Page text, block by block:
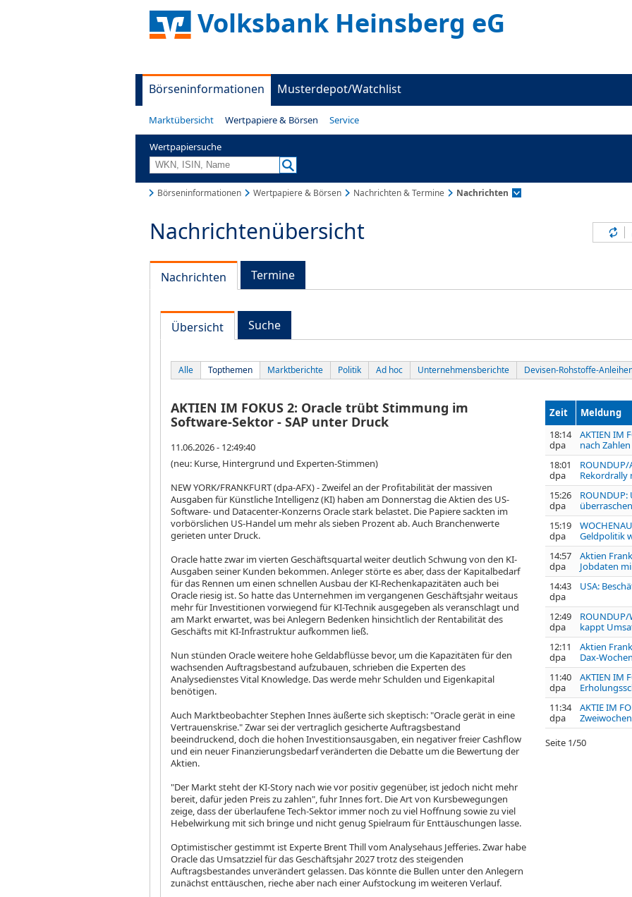
Volksbank Heinsberg eG
Börseninformationen Musterdepot/Watchlist
Marktübersicht Wertpapiere & Börsen Service
Wertpapiersuche
Börseninformationen Wertpapiere & Börsen Nachrichten & Termine Nachrichten
Nachrichtenübersicht
Nachrichten Termine
Übersicht Suche
Alle Topthemen Marktberichte Politik Ad hoc Unternehmensberichte Devisen-Rohstoffe-
AKTIEN IM FOKUS 2: Oracle trübt Stimmung im
Software-Sektor - SAP unter Druck
11.06.2026 - 12:49:40
(neu: Kurse, Hintergrund und Experten-Stimmen)
NEW YORK/FRANKFURT (dpa-AFX) - Zweifel an der Profitabilität der massiven
Ausgaben für Künstliche Intelligenz (KI) haben am Donnerstag die Aktien des US-
Software- und Datacenter-Konzerns Oraclestark belastet. Die Papiere sackten im
vorbörslichen US-Handel um mehr als sieben Prozent ab. Auch Branchenwerte
gerieten unter Druck.
Oracle hatte zwar im vierten Geschäftsquartal weiter deutlich Schwung von den KI-
Ausgaben seiner Kunden bekommen. Anleger störte es aber, dass der Kapitalbedarf
für das Rennen um einen schnellen Ausbau der KI-Rechenkapazitäten auch bei
Oracle riesig ist. So hatte das Unternehmen im vergangenen Geschäftsjahr weitaus
mehr für Investitionen vorwiegend für KI-Technik ausgegeben als veranschlagt und
am Markt erwartet, was bei Anlegern Bedenken hinsichtlich der Rentabilität des
Geschäfts mit KI-Infrastruktur aufkommen ließ.
Nun stünden Oracle weitere hohe Geldabflüsse bevor, um die Kapazitäten für den
wachsenden Auftragsbestand aufzubauen, schrieben die Experten des
Analysedienstes Vital Knowledge. Das werde mehr Schulden und Eigenkapital
benötigen.
Auch Marktbeobachter Stephen Innes äußerte sich skeptisch: "Oracle gerät in eine
Vertrauenskrise." Zwar sei der vertraglich gesicherte Auftragsbestand
beeindruckend, doch die hohen Investitionsausgaben, ein negativer freier Cashflow
und ein neuer Finanzierungsbedarf veränderten die Debatte um die Bewertung der
Aktien.
"Der Markt steht der KI-Story nach wie vor positiv gegenüber, ist jedoch nicht mehr
bereit, dafür jeden Preis zu zahlen", fuhr Innes fort. Die Art von Kursbewegungen
zeige, dass der überlaufene Tech-Sektor immer noch zu viel Hoffnung sowie zu viel
Hebelwirkung mit sich bringe und nicht genug Spielraum für Enttäuschungen lasse.
Optimistischer gestimmt ist Experte Brent Thill vom Analysehaus Jefferies. Zwar habe
Oracle das Umsatzziel für das Geschäftsjahr 2027 trotz des steigenden
Auftragsbestandes unverändert gelassen. Das könnte die Bullen unter den Anlegern
zunächst enttäuschen, rieche aber nach einer Aufstockung im weiteren Verlauf.
Zeit
Meldung
18:14
dpa
AKTIEN IM
nach
18:01
dpa
Rekordrally
15:26
dpa
15:19
dpa
Geldpolitik
14:57
dpa
Aktien
Jobdaten
14:43
dpa
USA:
12:49
dpa
kappt
12:11
dpa
Aktien
Dax-
11:40
dpa
AKTIEN IM
11:34
dpa
AKTIE IM
Seite 1/50